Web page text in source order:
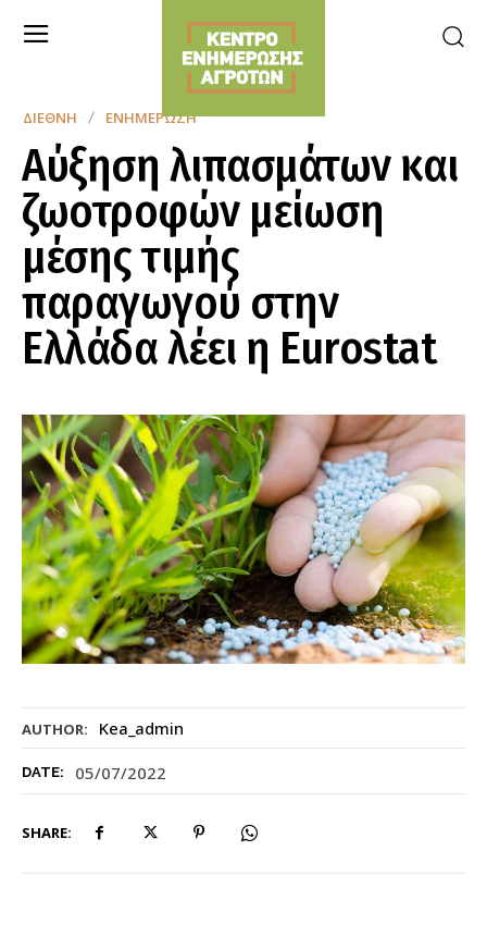
AUTHOR: Kea_admin
DATE: 05/07/2022
SHARE:
ΔΙΕΘΝΉ ΕΝΗΜΈΡΩΣΗ
Αύξηση λιπασμάτων και
ζωοτροφών μείωση
μέσης τιμής
παραγωγού στην
Ελλάδα λέει η Eurostat